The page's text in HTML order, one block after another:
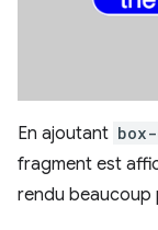
En ajoutant
fragment est
rendu beaucoup